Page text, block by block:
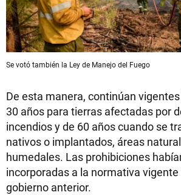
Se votó también la Ley de Manejo del Fuego
De esta manera, continúan
30 años para tierras afectadas por
incendios y de 60 años cuando se
nativos o implantados, áreas
humedales. Las prohibiciones
incorporadas a la normativa
gobierno anterior.